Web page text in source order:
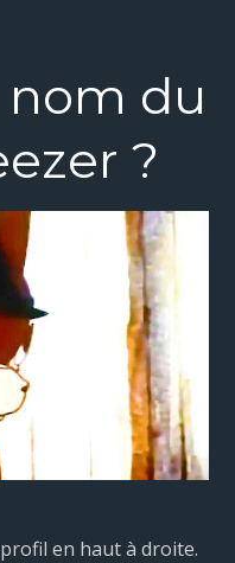
du
?
en haut à droite.